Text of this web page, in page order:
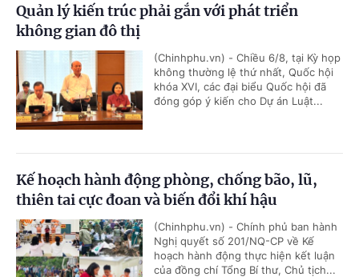
Quản lý kiến trúc phải gắn với phát triển
không gian đô thị
(Chinhphu.vn) - Chiều 6/8, tại Kỳ họp
không thường lệ thứ nhất, Quốc hội
khóa XVI, các đại biểu Quốc hội đã
đóng góp ý kiến cho Dự án Luật...
Kế hoạch hành động phòng, chống bão, lũ,
thiên tai cực đoan và biến đổi khí hậu
(Chinhphu.vn) - Chính phủ ban hành
Nghị quyết số 201/NQ-CP về Kế
hoạch hành động thực hiện kết luận
của đồng chí Tổng Bí thư, Chủ tịch...